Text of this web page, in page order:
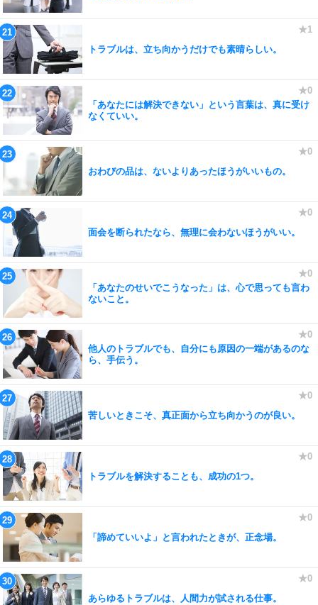
トラブルは、立ち向かうだけでも素晴らしい。
「あなたには解決できない」という言葉は、真に受け
なくていい。
おわびの品は、ないよりあったほうがいいもの。
面会を断られたなら、無理に会わないほうがいい。
「あなたのせいでこうなった」は、心で思っても言わ
ないこと。
他人のトラブルでも、自分にも原因の一端があるのな
ら、手伝う。
苦しいときこそ、真正面から立ち向かうのが良い。
トラブルを解決することも、成功の1つ。
「諦めていいよ」と言われたときが、正念場。
あらゆるトラブルは、人間力が試される仕事。